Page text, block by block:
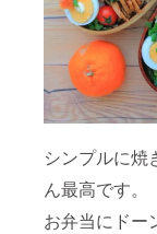
シンプルに焼
ん最高です。
お弁当にドー